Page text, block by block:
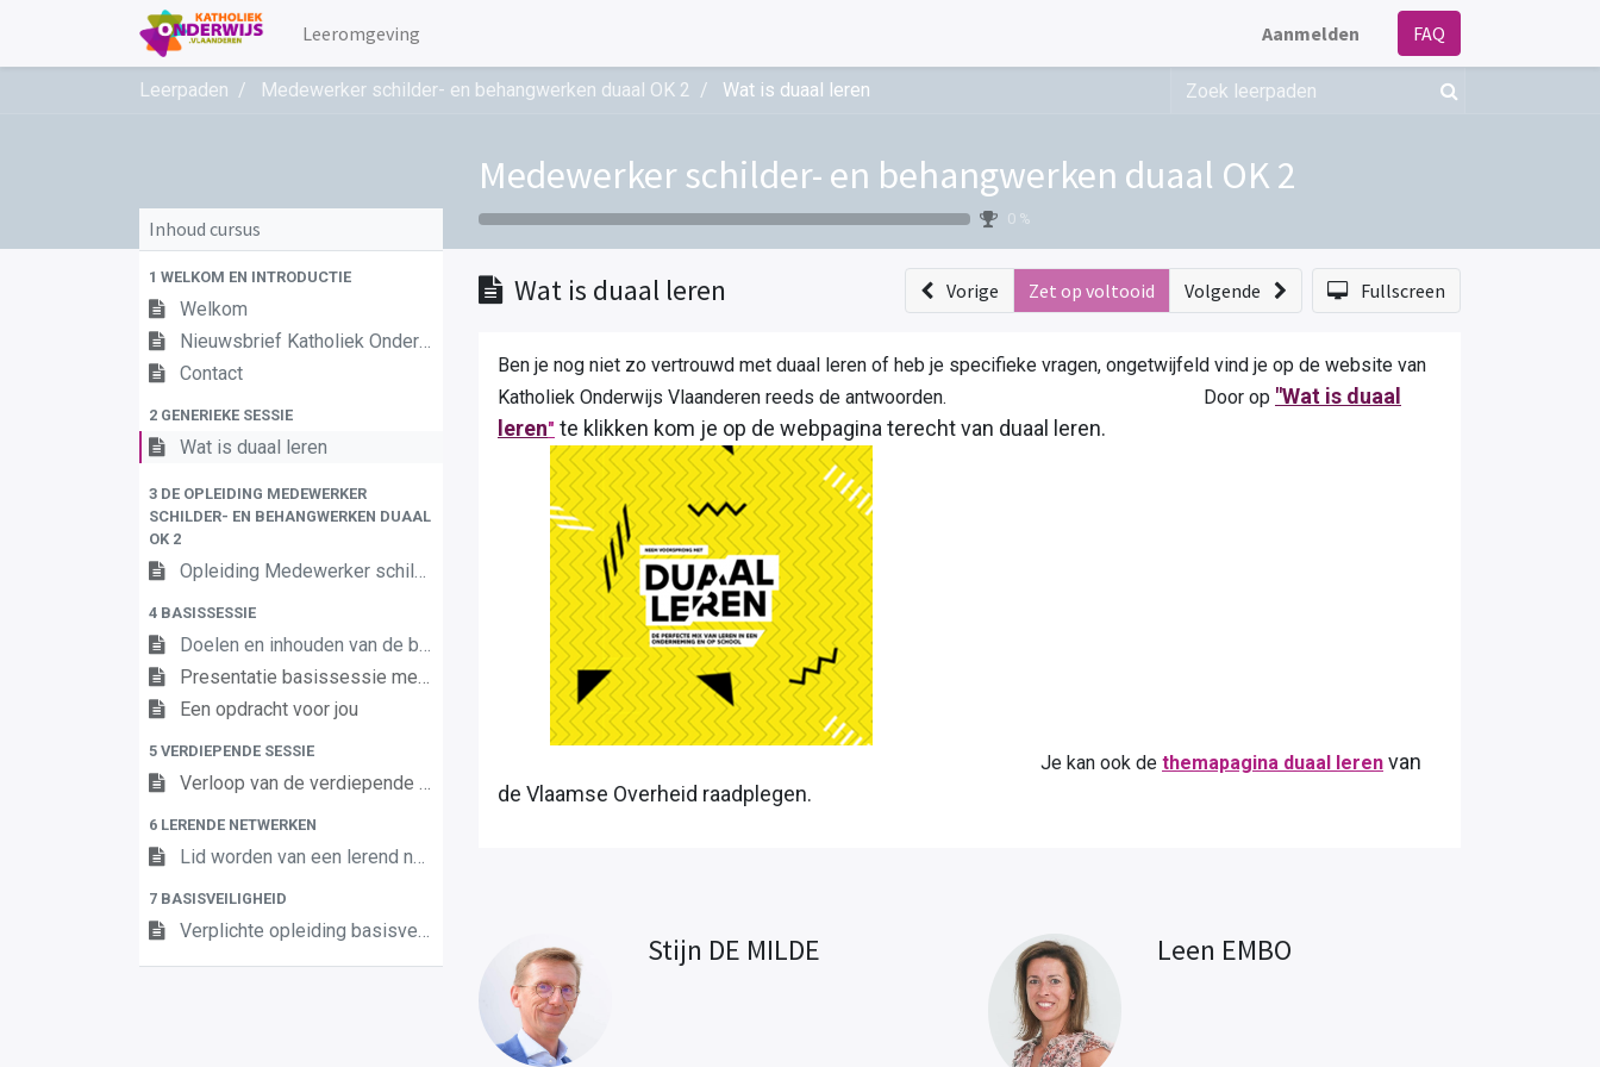
Leeromgeving Aanmelden FAQ
Leerpaden Medewerker schilder- en behangwerken duaal OK 2 Wat is duaal leren
Medewerker schilder- en behangwerken duaal OK 2
0 %
Inhoud cursus
1 WELKOM EN INTRODUCTIE
Welkom
Nieuwsbrief Katholiek Onderwijs Vlaanderen
Contact
2 GENERIEKE SESSIE
Wat is duaal leren
3 DE OPLEIDING MEDEWERKER
SCHILDER- EN BEHANGWERKEN DUAAL
OK 2
Opleiding Medewerker schilder- en behangwerken duaal OK 2
4 BASISSESSIE
Doelen en inhouden van de basissessie
Presentatie basissessie medewerker schilder- en behangwerken duaal OK 2
Een opdracht voor jou
5 VERDIEPENDE SESSIE
Verloop van de verdiepende sessie
6 LERENDE NETWERKEN
Lid worden van een lerend netwerk - medewerker schilder- en behangwerken duaal
7 BASISVEILIGHEID
Verplichte opleiding basisveiligheid
Wat is duaal leren Vorige Zet op voltooid Volgende Fullscreen
Ben je nog niet zo vertrouwd met duaal leren of heb je specifieke vragen, ongetwijfeld vind je op de website van
Katholiek Onderwijs Vlaanderen reeds de antwoorden. Door op "Wat is duaal
leren" te klikken kom je op de webpagina terecht van duaal leren.
Je kan ook de themapagina duaal leren van
de Vlaamse Overheid raadplegen.
Stijn DE MILDE Leen EMBO